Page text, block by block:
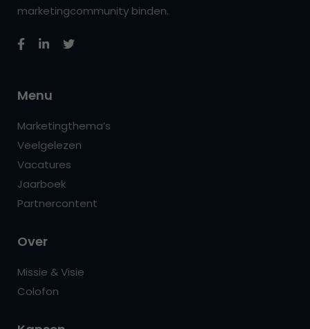
marketingcommunity binden.
Menu
Marketingthema’s
Veelgelezen
Vacatures
Jaarboek
Partnercontent
Over
Missie & Visie
Colofon